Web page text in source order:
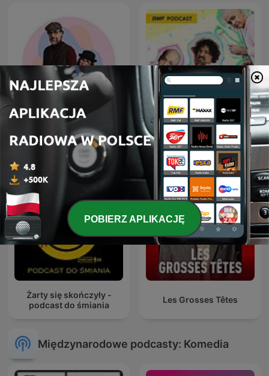
MÓWI SIĘ Wstawaj, szkoda dnia
Żarty się skończyły -
podcast do śmiania
Les Grosses Têtes
Międzynarodowe podcasty: Komedia
POBIERZ APLIKACJĘ